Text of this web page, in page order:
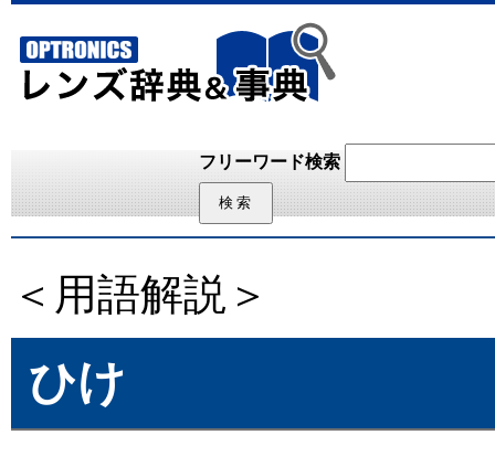
フリーワード検索
＜用語解説＞
ひけ